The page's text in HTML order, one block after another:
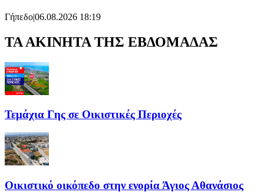
Γήπεδο|06.08.2026 18:19
ΤΑ ΑΚΙΝΗΤΑ ΤΗΣ ΕΒΔΟΜΑΔΑΣ
Τεμάχια Γης σε Οικιστικές Περιοχές
Οικιστικό οικόπεδο στην ενορία Άγιος Αθανάσιος